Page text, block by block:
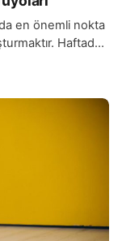
en önemli nokta
Haftada
yardımcı
yapmak,
sağlar.
önemlidir.